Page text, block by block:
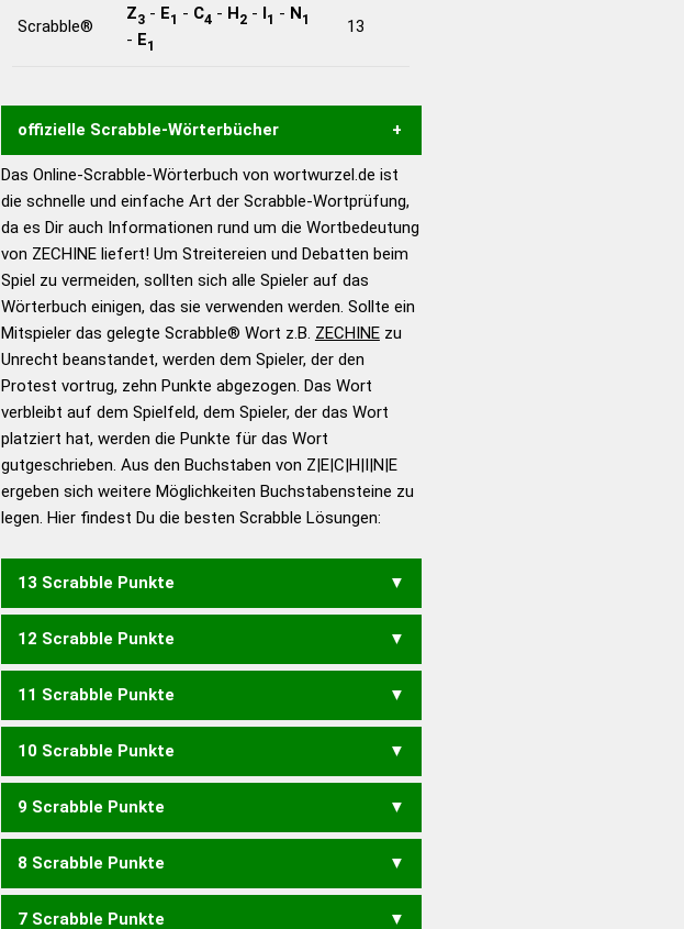
Scrabble®
Z3- E1 - C4 - H2- I1 - N1
- E1
13
offizielle Scrabble-Wörterbücher
Wortwurzel liefert mit Hilfe eines semantischen
Wortanalyse-Algorithmus gute Anhaltspunkte zu
Wortbedeutung, Worttrennung und Wortform, um die
Gültigkeit eines Wortes für das Scrabble-Spiel zu
bestimmen! zugelassene Turnier Scrabble-
Wörterbücher sind:
Duden – Standardwerk in 12
Bänden
Duden – Richtiges und gutes
Deutsch
Duden – Die deutsche Grammatik
Duden – Deutsches
Universalwörterbuch
Das Online-Scrabble-Wörterbuch von wortwurzel.de ist
die schnelle und einfache Art der Scrabble-Wortprüfung,
da es Dir auch Informationen rund um die Wortbedeutung
von ZECHINE liefert! Um Streitereien und Debatten beim
Spiel zu vermeiden, sollten sich alle Spieler auf das
Wörterbuch einigen, das sie verwenden werden. Sollte ein
Mitspieler das gelegte Scrabble® Wort z.B. ZECHINEzu
Unrecht beanstandet, werden dem Spieler, der den
Protest vortrug, zehn Punkte abgezogen. Das Wort
verbleibt auf dem Spielfeld, dem Spieler, der das Wort
platziert hat, werden die Punkte für das Wort
gutgeschrieben. Aus den Buchstaben von Z|E|C|H|I|N|E
ergeben sich weitere Möglichkeiten Buchstabensteine zu
legen. Hier findest Du die besten Scrabble Lösungen:
13 Scrabble Punkte
ZEICHEN ZEICHNE ZIECHEN
12 Scrabble Punkte
ZECHEN ZIECHE
11 Scrabble Punkte
ZECHE
10 Scrabble Punkte
EICHEN
9 Scrabble Punkte
EICHE HEINZE HEIZEN
8 Scrabble Punkte
EHEC EICH INCH HEINZ
7 Scrabble Punkte